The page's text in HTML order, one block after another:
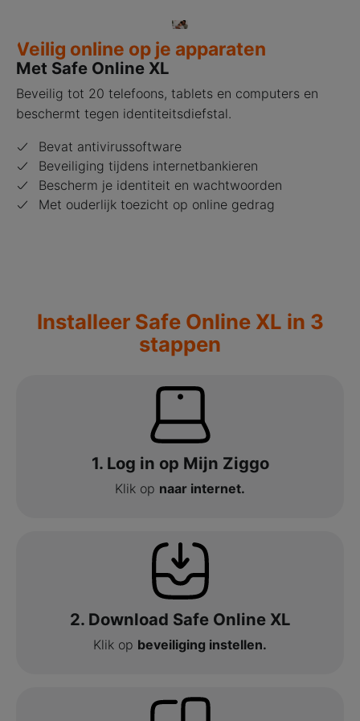
Veilig online op je apparaten
Met Safe Online XL
Beveilig tot 20 telefoons, tablets en computers en
beschermt tegen identiteitsdiefstal.
Bevat antivirussoftware
Beveiliging tijdens internetbankieren
Bescherm je identiteit en wachtwoorden
Met ouderlijk toezicht op online gedrag
Installeer Safe Online XL in 3
stappen
1. Log in op Mijn Ziggo
Klik op naar internet.
2. Download Safe Online XL
Klik op beveiliging instellen.